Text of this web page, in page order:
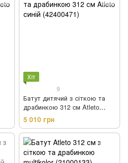
Хіт
9
Батут дитячий з сіткою та
драбинкою 312 см Atleto
синій (42400471)
5 010 грн